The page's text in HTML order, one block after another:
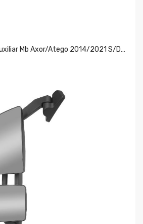
Espelho Retrovisor Auxiliar Mb Axor/atego 2014/2021 S/desembacador Ld/le